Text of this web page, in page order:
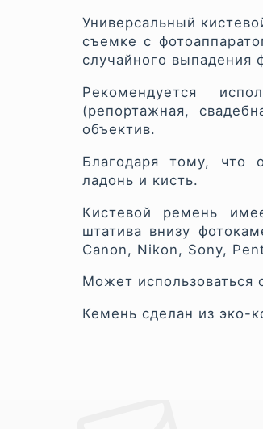
Универсальный
съемке с
случайного выпадения
Рекомендуется
(репортажная,
объектив.
Благодаря тому, что
ладонь и кисть.
Кистевой ремень
штатива внизу
Canon, Nikon, Sony,
Может
Кемень сделан из эко-